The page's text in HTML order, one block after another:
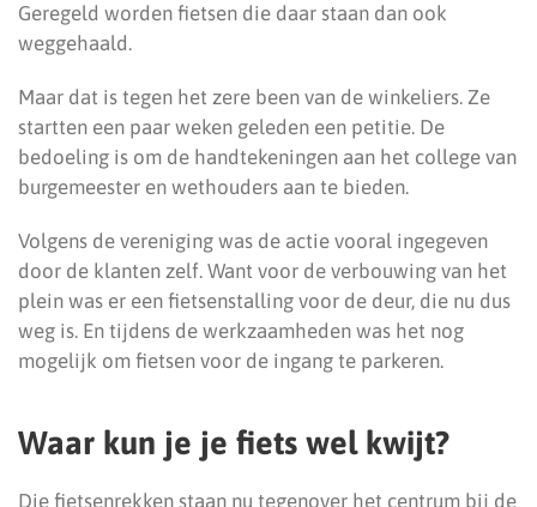
Geregeld worden fietsen die daar staan dan ook
weggehaald.
Maar dat is tegen het zere been van de winkeliers. Ze
startten een paar weken geleden een petitie. De
bedoeling is om de handtekeningen aan het college van
burgemeester en wethouders aan te bieden.
Volgens de vereniging was de actie vooral ingegeven
door de klanten zelf. Want voor de verbouwing van het
plein was er een fietsenstalling voor de deur, die nu dus
weg is. En tijdens de werkzaamheden was het nog
mogelijk om fietsen voor de ingang te parkeren.
Waar kun je je fiets wel kwijt?
Die fietsenrekken staan nu tegenover het centrum bij de